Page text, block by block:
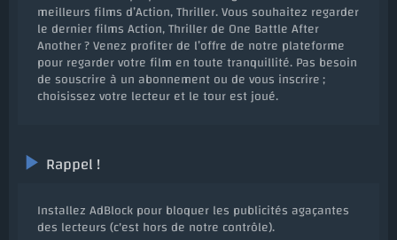
meilleurs films d’Action, Thriller. Vous souhaitez regarder
le dernier films Action, Thriller de One Battle After
Another ? Venez profiter de l’offre de notre plateforme
pour regarder votre film en toute tranquillité. Pas besoin
de souscrire à un abonnement ou de vous inscrire ;
choisissez votre lecteur et le tour est joué.
Rappel !
Installez AdBlock pour bloquer les publicités agaçantes
des lecteurs (c'est hors de notre contrôle).